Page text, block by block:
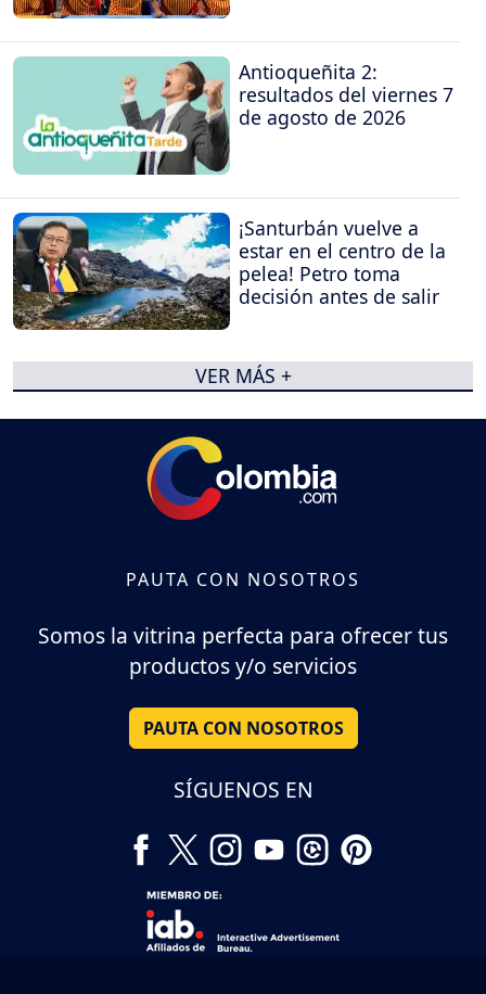
Antioqueñita 2:
resultados del viernes 7
de agosto de 2026
¡Santurbán vuelve a
estar en el centro de la
pelea! Petro toma
decisión antes de salir
VER MÁS +
PAUTA CON NOSOTROS
Somos la vitrina perfecta para ofrecer tus
productos y/o servicios
PAUTA CON NOSOTROS
SÍGUENOS EN